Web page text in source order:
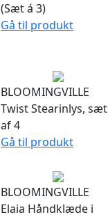
(Sæt á 3)
Gå til produkt
BLOOMINGVILLE
Twist Stearinlys, sæt
af 4
Gå til produkt
BLOOMINGVILLE
Elaia Håndklæde i